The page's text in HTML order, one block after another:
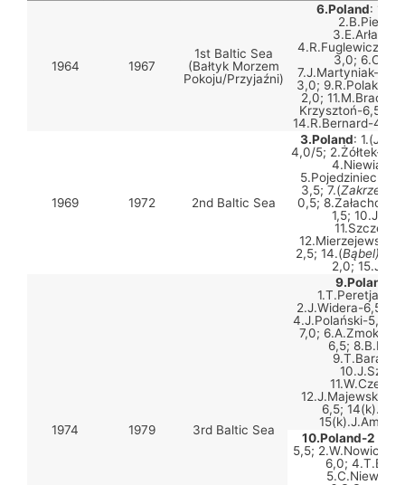
1964 1967
1st Baltic Sea
(Bałtyk Morzem
Pokoju/Przyjaźni)
6.Poland:
4.R.Fuglewicz-
3,0;
7.J.Martyniak-4,0;
3,0; 9.R.Polak-
2,0;
Krzysztoń-6,5;
14.R.Bernard-4,5;
1969 1972 2nd Baltic Sea
3.Poland: 1.(
4,0/5; 2.Żółtek-
5.Pojedziniec-
3,5; 7.(
0,5;
1,5;
12.Mierzejewski-
2,5; 14.(Bąbel)
2,0;
1974 1979 3rd Baltic Sea
9.Poland-1
2.J.Widera-6,5;
4.J.Polański-5,0;
7,0; 6.A.Zmokły-
6,5;
12.J.Majewski-
6,5;
10.Poland-2
5,5; 2.W.Nowicki-
6,0;